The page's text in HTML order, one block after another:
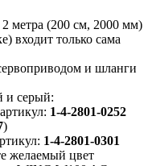
метра (200 см, 2000 мм)
входит только сама
и шланги
и серый:
1-4-2801-0252
)
1-4-2801-0301
желаемый цвет